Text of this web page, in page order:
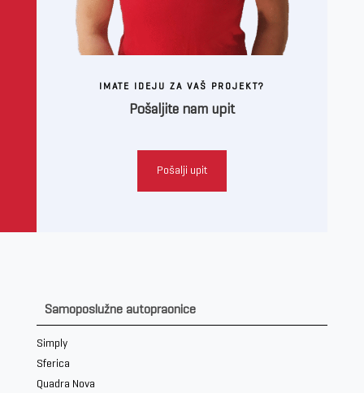
IMATE IDEJU ZA VAŠ PROJEKT?
Pošaljite nam upit
Pošalji upit
Samoposlužne autopraonice
Simply
Sferica
Quadra Nova